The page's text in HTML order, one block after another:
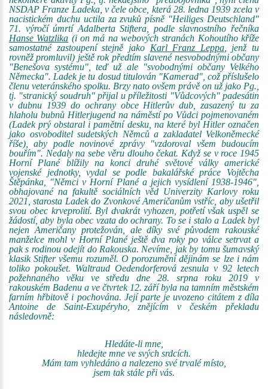
NSDAP Franze Ladeka, v čele obce, která 28. ledna 1939 zcela v
nacistickém duchu uctila za zvuků písně "Heiliges Deutschland"
71. výročí úmrtí Adalberta Stiftera, podle slavnostního řečníka
Hanse Watzlika (i on má na webových stranách Kohoutího kříže
samostatné zastoupení stejně jako Karl Franz Leppa, jenž tu
rovněž promluvil) ještě rok předtím slavené nesvobodnými občany
"Benešova systému", teď už ale "svobodnými občany Velkého
Německa". Ladek je tu dosud titulován "Kamerad", což příslušelo
členu veteránského spolku. Brzy nato ovšem právě on už jako Pg.,
tj. "stranický soudruh" přijal u příležitosti "Vůdcových" padesátin
v dubnu 1939 do ochrany obce Hitlerův dub, zasazený tu za
hlaholu bubnů Hitlerjugend na náměstí po Vůdci pojmenovaném
(Ladek prý obstaral i pamětní desku, na které byl Hitler označen
jako osvoboditel sudetských Němců a zakladatel Velkoněmecké
říše), aby podle novinové zprávy "vzdoroval všem budoucím
bouřím". Nedaly na sebe věru dlouho čekat. Když se v roce 1945
Horní Plané blížily na konci druhé světové války americké
vojenské jednotky, vydal se podle bakalářské práce Vojtěcha
Štěpánka, "Němci v Horní Plané a jejich vysídlení 1938-1946",
obhajované na fakultě sociálních věd Univerzity Karlovy roku
2021, starosta Ladek do Zvonkové Američanům vstříc, aby ušetřil
svou obec krveprolití. Byl dvakrát vyhozen, potřetí však uspěl se
žádostí, aby byla obec vzata do ochrany. To se i stalo a Ladek byl
nejen Američany protežován, ale díky své původem rakouské
manželce mohl v Horní Plané ještě dva roky po válce setrvat a
pak s rodinou odejít do Rakouska. Nevíme, jak by tomu šumavský
klasik Stifter všemu rozuměl. O porozumění dějinám se lze i nám
toliko pokoušet. Waltraud Oedendorferová zesnula v 92 letech
požehnaného věku ve středu dne 28. srpna roku 2019 v
rakouském Badenu a ve čtvrtek 12. září byla na tamním městském
farním hřbitově i pochována. Její parte je uvozeno citátem z díla
Antoine de Saint-Exupéryho, znějícím v českém překladu
následovně:
Hledáte-li mne,
hledejte mne ve svých srdcích.
Mám tam vyhledáno a nalezeno své trvalé místo,
jsem tak stále při vás.